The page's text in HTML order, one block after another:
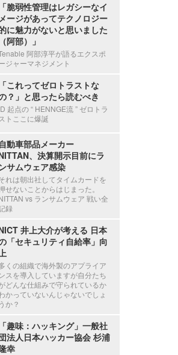
「脆弱性管理はレガシーなイ
ージがあってテクノロジー
に魅力がないと思いました
（阿部）」
阿部淳平が語るエクスポ
ジャーマネジメント
「これってゼロトラストな
？」と思ったら読むべき
起点の “ HENNGE流 ” ゼロトラ
ストここに爆誕
自動車部品メーカー
、決算開示目前にラ
サムウェア感染
れは朝出社してタイムカードを
せないことからはじまった。
vs ランサムウェア 戦い全
録
井上大介が考える 日本
「セキュリティ自給率」向
くの組織で海外製のアプライア
ンスを導入していますが自分たち
どんな仕組みで守られているか
かっていないんじゃないでしょ
うか？
「趣味：ハッキング」一般社
法人日本ハッカー協会 杉浦
幸